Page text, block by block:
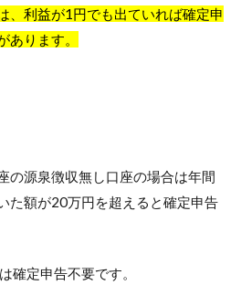
、利益が1円でも出ていれば確定申
あります。
の源泉徴収無し口座の場合は年間
た額が20万円を超えると確定申告
確定申告不要です。